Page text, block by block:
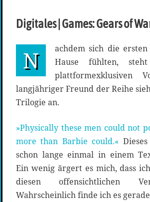
Digitales | Games: Gears of
N
achdem sich die
Hause fühlten,
plattformexklusiven
langjähriger Freund der Reihe
Trilogie an.
»Physically these men could not
more than Barbie could.«
schon lange einmal in einem
Ein wenig ärgert es mich, dass
diesen offensichtlichen
Wahrscheinlich finde ich es